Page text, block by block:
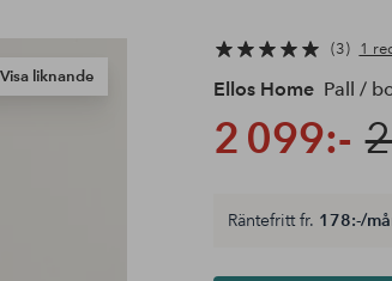
Visa liknande
3 1
Ellos Home Pall /
2 099:-
Räntefritt fr. 178:-/